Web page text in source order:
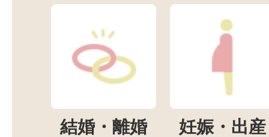
結婚・離婚 妊娠・出産